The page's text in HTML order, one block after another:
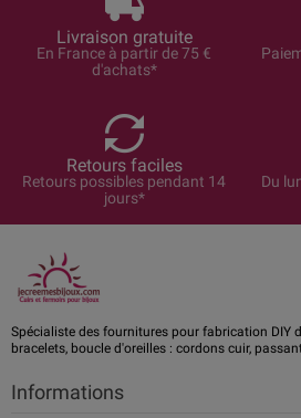
Livraison gratuite
En France à partir de 75 €
d'achats*
Retours faciles
Retours possibles pendant 14
jours*
Du
Spécialiste des fournitures pour fabrication DIY
bracelets, boucle d'oreilles : cordons cuir,
Informations